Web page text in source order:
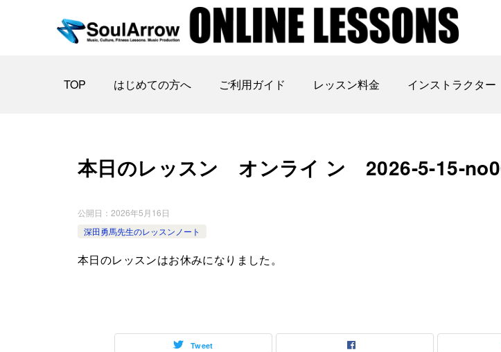
TOP はじめての方へ ご利用ガイド レッスン料金 インストラクター
本日のレッスン オンライ ン 2026-5-15-
公開日： 2026年5月16日
深田勇馬先生のレッスンノート
本日のレッスンはお休みになりました。
Tweet